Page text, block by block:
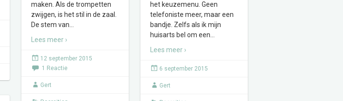
maken. Als de trompetten
zwijgen, is het stil in de zaal.
De stem van
Lees meer ›
12 september 2015
1 Reactie
Gert
het keuzemenu. Geen
telefoniste meer, maar een
bandje. Zelfs als ik mijn
huisarts bel om een
Lees meer ›
6 september 2015
Gert